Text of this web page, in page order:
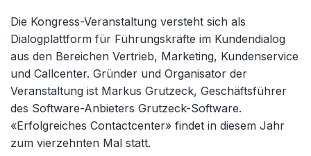
Die Kongress-Veranstaltung versteht sich als
Dialogplattform für Führungskräfte im Kundendialog
aus den Bereichen Vertrieb, Marketing, Kundenservice
und Callcenter. Gründer und Organisator der
Veranstaltung ist Markus Grutzeck, Geschäftsführer
des Software-Anbieters Grutzeck-Software.
«Erfolgreiches Contactcenter» findet in diesem Jahr
zum vierzehnten Mal statt.